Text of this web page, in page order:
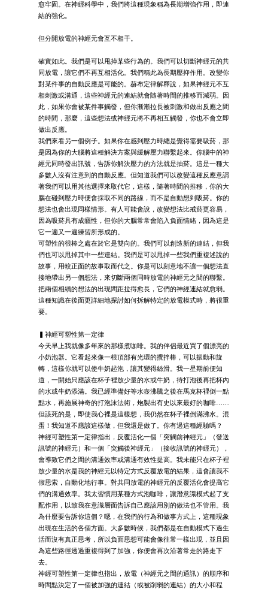
愈牢固。在神經科學中，我們將這種現象稱為長期增強作用，即連
結的強化。
但分開放電的神經元會互不相干。
確實如此。我們是可以甩掉某些行為的。我們可以切斷神經元的共
同放電，讓它們不再互相活化。我們稱此為長期壓抑作用。改變你
對某件事的自動反應是可能的。赫布定律解釋說，如果神經元不互
相刺激或溝通，這些神經元的連結就會隨著時間的推移而減弱。因
此，如果你會被某件事觸發，但你漸漸拉長被刺激和做出反應之間
的時間，那麼，這些想法或神經元將不再相互觸發，你也不會立即
做出反應。
我們來看另一個例子。如果你在感到壓力時總是覺得需要吸菸，那
是因為你的大腦將這種解決方案與緩解壓力聯繫起來。你腦中的神
經元同時發出訊號，告訴你解決壓力的方法就是抽菸。這是一種大
多數人沒有注意到的自動反應。但知道我們可以改變這種反應意謂
著我們可以用其他選擇來取代它，這樣，隨著時間的推移，你的大
腦在碰到壓力時便會採取不同的路線，而不是自動想到吸菸。你的
想法也會出現同樣情形。有人可能會說，改變想法比戒菸更容易，
因為吸菸具有成癮性，但你的大腦常常會陷入負面情緒，因為這是
它一遍又一遍練習所形成的。
可塑性的很棒之處在於它是雙向的。我們可以創造新的連結，但我
們也可以甩掉其中一些連結。我們是可以甩掉一些我們重複述說的
故事，用較正面的故事取而代之。你是可以刻意地不讓一個想法直
接地帶出另一個想法，來切斷兩個同時放電的神經元之間的聯繫。
把兩個相續的想法的出現間距拉得愈長，它們的神經連結就愈弱。
這種知識在後面更詳細地探討如何拆解特定的放電模式時，將很重
要。
▍神經可塑性第一定律
今天早上我就像多年來的那樣煮咖啡。我的伴侶最近買了個漂亮的
小奶泡器。它看起來像一根頂部有光環的攪拌棒，可以振動和旋
轉，這樣你就可以使牛奶起泡，讓其變得絲滑。我一星期前便知
道，一開始只應該在杯子裡放少量的水或牛奶，待打泡後再把杯內
的水或牛奶添滿。我已經準備好等水壺沸騰之後在馬克杯裡倒一點
點水，再施展神奇的打泡沫法術，炮製出有史以來最好的咖啡……
但該死的是，即使我心裡是這樣想，我仍然在杯子裡倒滿沸水。混
蛋！我知道不應該這樣做，但我還是做了。你有過這種經驗嗎？
神經可塑性第一定律指出，反覆活化一個「突觸前神經元」（發送
訊號的神經元）和一個「突觸後神經元」（接收訊號的神經元），
會導致它們之間的溝通效率或溝通有效性提高。我未能只在杯子裡
放少量的水是我的神經元以特定方式反覆放電的結果，這會讓我不
假思索，自動化地行事。對共同放電的神經元的反覆活化會提高它
們的溝通效率。我太習慣用某種方式泡咖啡，讓潛意識模式起了支
配作用，以致我在意識層面告訴自己應該用別的做法也不管用。我
為什麼要告訴你這個？嗯，在我們的行為和做事方式上，這種現象
出現在生活的各個方面。大多數時候，我們都是在自動模式下過生
活而沒有真正思考，所以負面思想可能會像往常一樣出現，並且因
為這些路徑透過重複得到了加強，你便會再次沿著常走的路走下
去。
神經可塑性第一定律也指出，放電（神經元之間的通訊）的順序和
時間點決定了一個被加強的連結（或被削弱的連結）的大小和程